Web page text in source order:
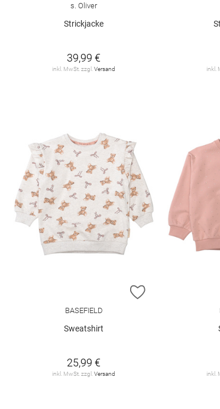
s. Oliver
Strickjacke
39,99 €
inkl. MwSt. zzgl.Versand inkl.
WUNSCHLISTE HINZUFÜGEN ZUR
BASEFIELD
Sweatshirt
25,99 €
inkl. MwSt. zzgl.Versand inkl.